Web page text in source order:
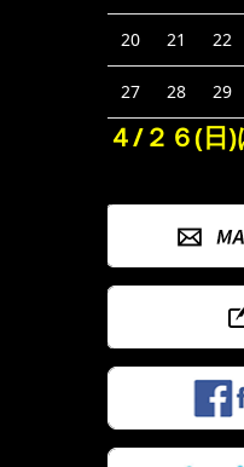
20 21 22
27 28 29
４/２６(日